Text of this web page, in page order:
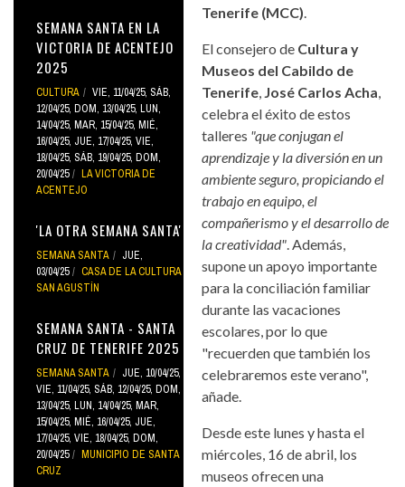
SEMANA SANTA EN LA
VICTORIA DE ACENTEJO
2025
CULTURA VIE, 11/04/25, SÁB,
12/04/25, DOM, 13/04/25, LUN,
14/04/25, MAR, 15/04/25, MIÉ,
16/04/25, JUE, 17/04/25, VIE,
18/04/25, SÁB, 19/04/25, DOM,
20/04/25
LA VICTORIA DE
ACENTEJO
'LA OTRA SEMANA SANTA'
SEMANA SANTA
JUE,
03/04/25
CASA DE LA CULTURA
SAN AGUSTÍN
SEMANA SANTA - SANTA
CRUZ DE TENERIFE 2025
SEMANA SANTA JUE, 10/04/25,
VIE, 11/04/25, SÁB, 12/04/25, DOM,
13/04/25, LUN, 14/04/25, MAR,
15/04/25, MIÉ, 16/04/25, JUE,
17/04/25, VIE, 18/04/25, DOM,
20/04/25
MUNICIPIO DE SANTA
CRUZ
Tenerife (MCC).
El consejero de Cultura y
Museos del Cabildo de
Tenerife, José Carlos Acha,
celebra el éxito de estos
talleres "que conjugan el
aprendizaje y la diversión en un
ambiente seguro, propiciando el
trabajo en equipo, el
compañerismo y el desarrollo de
la creatividad". Además,
supone un apoyo importante
para la conciliación familiar
durante las vacaciones
escolares, por lo que
"recuerden que también los
celebraremos este verano",
añade.
Desde este lunes y hasta el
miércoles, 16 de abril, los
museos ofrecen una